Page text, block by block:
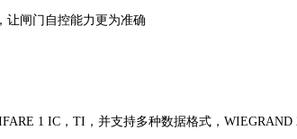
让闸门自控能力更为准确
1 IC，TI，并支持多种数据格式，